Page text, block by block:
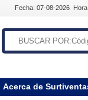
Fecha: 07-08-2026
Acerca de